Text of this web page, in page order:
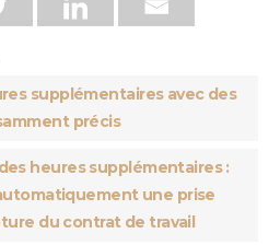
supplémentaires avec des
précis
heures supplémentaires :
une prise
du contrat de travail